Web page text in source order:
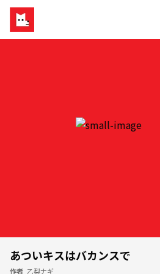
あついキスはバカンスで
作者 乙梨ナギ